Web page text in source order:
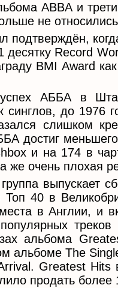
ABBA и
не
подтверждён,
Record
BMI Award
АББА в
синглов, до
слишком
достиг
и на 174 в
же очень плохая
выпускает
Топ 40 в
в Англии, и
альбома
альбоме The
Greatest
продать